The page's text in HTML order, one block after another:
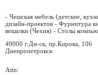
- Чешская мебель (детские,
дизайн-проектов - Фурнитура
вешалки (Чехия) - Столы
49000 г.Дн-ск, пр.Кирова, 106
Днепропетровск
Attn: